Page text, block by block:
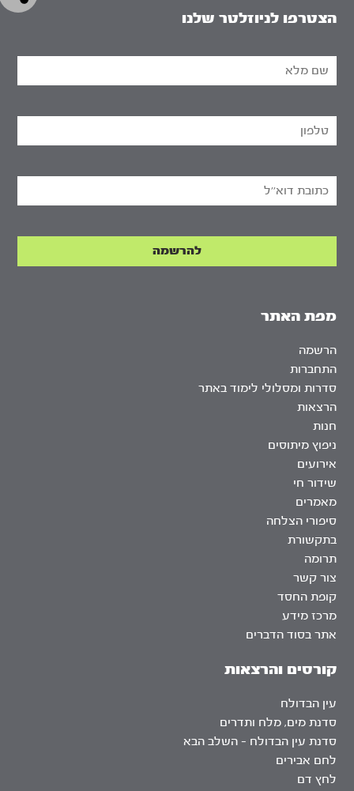
מפת האתר
הרשמה
התחברות
סדרות ומסלולי לימוד באתר
הרצאות
חנות
ניפוץ מיתוסים
אירועים
שידור חי
מאמרים
סיפורי הצלחה
בתקשורת
תרומה
צור קשר
קופת החסד
מרכז מידע
אתר בסוד הדברים
קורסים והרצאות
עין הבדולח
סדנת מים, מלח ותדרים
סדנת עין הבדולח – השלב הבא
לחם אבירים
לחץ דם
הצטרפו לניוזלטר שלנו